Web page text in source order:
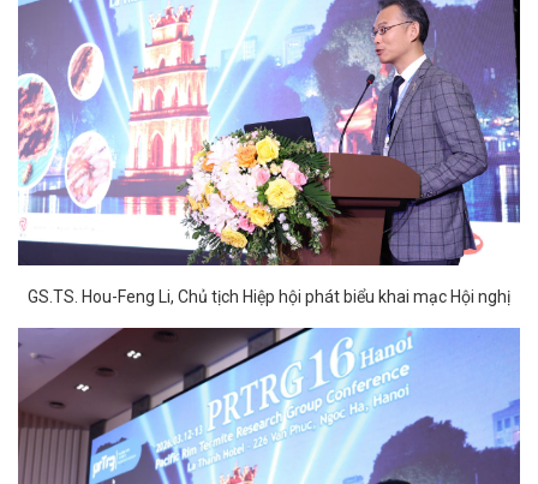
GS.TS. Hou-Feng Li, Chủ tịch Hiệp hội phát biểu khai mạc Hội nghị